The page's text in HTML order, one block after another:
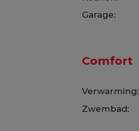
Garage:
Comfort
Verwarming:
Zwembad: